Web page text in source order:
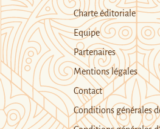
Charte éditoriale
Equipe
Partenaires
Mentions légales
Contact
Conditions générales